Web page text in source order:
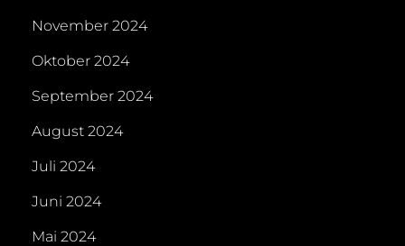
November 2024
Oktober 2024
September 2024
August 2024
Juli 2024
Juni 2024
Mai 2024